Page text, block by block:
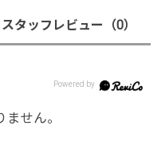
スタッフレビュー （0）
せん。